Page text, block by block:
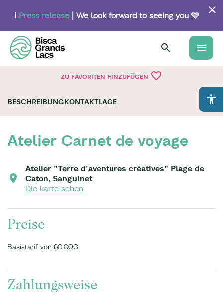
content
ℹ️ Press release| We look forward to seeing you 🩵
menu
ZU FAVORITEN HINZUFÜGEN favorite_border
accessibility
BESCHREIBUNGKONTAKTLAGE
Atelier Carnet de voyage
Atelier "Terre d'aventures créatives" Plage de
Caton, Sanguinet
Die karte sehen
Preise
Basistarif von 60.00€
Zahlungsweise